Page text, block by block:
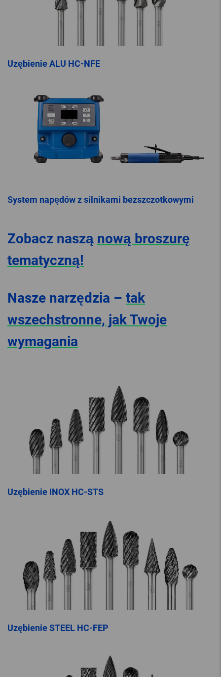
Uzębienie ALU HC-NFE
System napędów z silnikami bezszczotkowymi
Zobacz naszą nową broszurę
tematyczną!
Nasze narzędzia – tak
wszechstronne, jak Twoje
wymagania
Uzębienie INOX HC-STS
Uzębienie STEEL HC-FEP